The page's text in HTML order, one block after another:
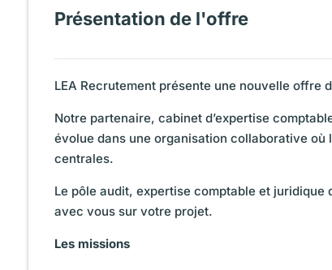
Présentation de l'offre
LEA Recrutement présente une nouvelle offre
Notre partenaire, cabinet d’expertise
évolue dans une organisation collaborative
centrales.
Le pôle audit, expertise comptable et
avec vous sur votre projet.
Les missions